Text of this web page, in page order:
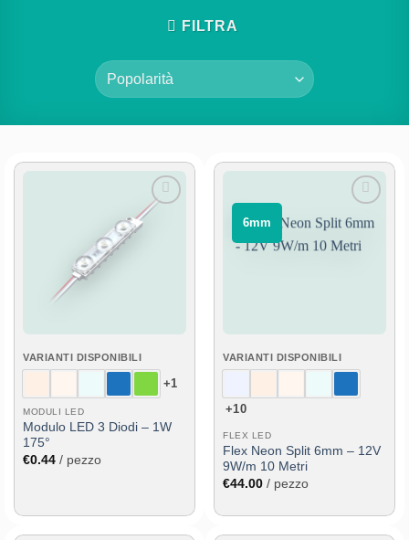
FILTRA
Aggiungi
alla lista
VARIANTI DISPONIBILI
+1
MODULI LED
Modulo LED 3 Diodi – 1W
175°
€0.44 / pezzo
⠀6mm⠀
Aggiungi
alla lista
dei
desideri
VARIANTI DISPONIBILI
+10
FLEX LED
Flex Neon Split 6mm – 12V
9W/m 10 Metri
€44.00 / pezzo